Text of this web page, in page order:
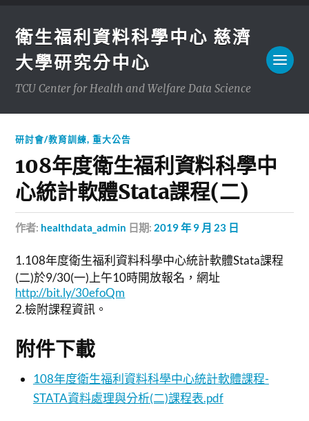
衛生福利資料科學中心 慈濟
大學研究分中心
TCU Center for Health and Welfare Data Science
研討會/教育訓練,重大公告
108年度衛生福利資料科學中
心統計軟體Stata課程(二)
作者: healthdata_admin 日期: 2019 年 9 月 23 日
1.108年度衛生福利資料科學中心統計軟體Stata課程
(二)於9/30(一)上午10時開放報名，網址
http://bit.ly/30efoQm
2.檢附課程資訊。
附件下載
108年度衛生福利資料科學中心統計軟體課程-
STATA資料處理與分析(二)課程表.pdf